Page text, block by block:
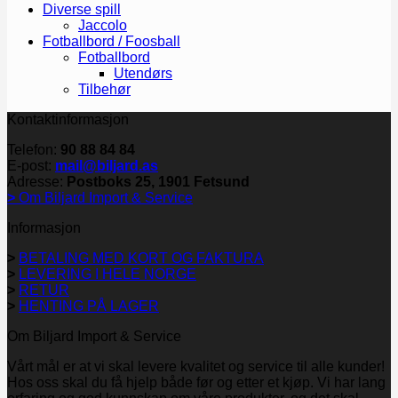
Diverse spill
Jaccolo
Fotballbord / Foosball
Fotballbord
Utendørs
Tilbehør
Kontaktinformasjon
Telefon: 90 88 84 84
E-post: mail@biljard.as
Adresse: Postboks 25, 1901 Fetsund
> Om Biljard Import & Service
Informasjon
> BETALING MED KORT OG FAKTURA
> LEVERING I HELE NORGE
> RETUR
> HENTING PÅ LAGER
Om Biljard Import & Service
Vårt mål er at vi skal levere kvalitet og service til alle kunder!
Hos oss skal du få hjelp både før og etter et kjøp. Vi har lang